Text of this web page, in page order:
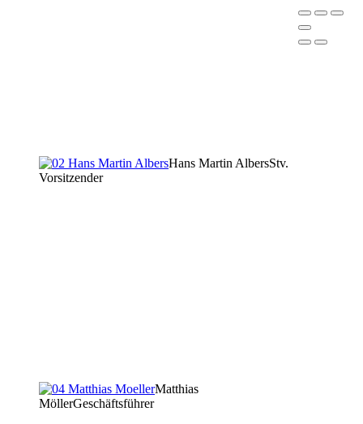
Hans Martin AlbersStv.
Vorsitzender
Matthias
MöllerGeschäftsführer